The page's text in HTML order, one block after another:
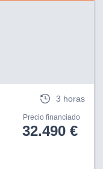
3 horas
Precio financiado
32.490 €